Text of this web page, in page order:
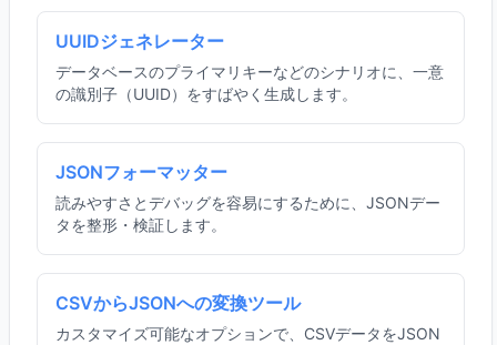
UUIDジェネレーター
データベースのプライマリキーなどのシナリオに、一意
の識別子（UUID）をすばやく生成します。
JSONフォーマッター
読みやすさとデバッグを容易にするために、JSONデー
タを整形・検証します。
CSVからJSONへの変換ツール
カスタマイズ可能なオプションで、CSVデータをJSON